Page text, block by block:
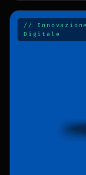
//
Digitale